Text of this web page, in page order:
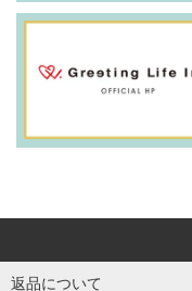
返品について